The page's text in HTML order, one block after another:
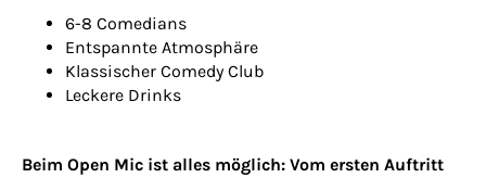
6-8 Comedians
Entspannte Atmosphäre
Klassischer Comedy Club
Leckere Drinks
Beim Open Mic ist alles möglich: Vom ersten Auftritt